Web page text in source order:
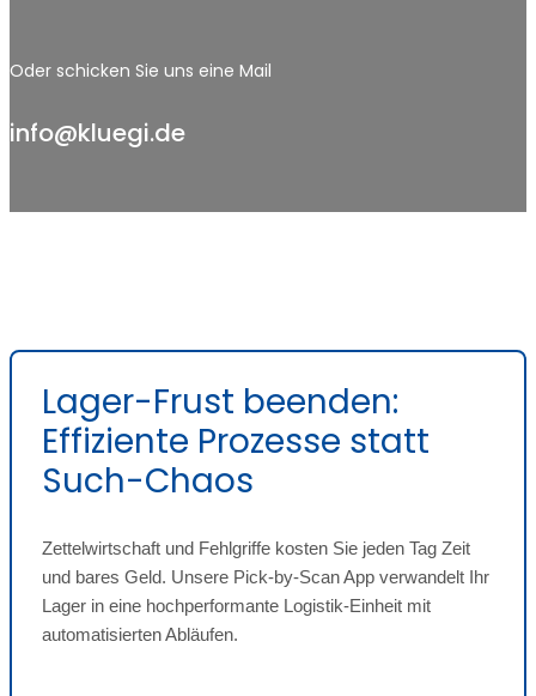
Oder schicken Sie uns eine Mail
info@kluegi.de
Lager-Frust beenden:
Effiziente Prozesse statt
Such-Chaos
Zettelwirtschaft und Fehlgriffe kosten Sie jeden Tag Zeit
und bares Geld. Unsere Pick-by-Scan App verwandelt Ihr
Lager in eine hochperformante Logistik-Einheit mit
automatisierten Abläufen.